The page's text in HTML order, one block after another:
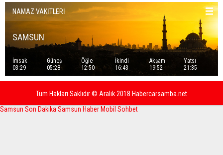
NAMAZ VAKİTLERİ
SAMSUN
İmsak
03:29
Güneş
05:28
Öğle
12:50
İkindi
16:43
Akşam
19:52
Yatsı
21:35
Tüm Hakları Saklıdır © Aralık 2018 Habercarsamba.net
Samsun Son Dakika Samsun Haber Mobil Sohbet